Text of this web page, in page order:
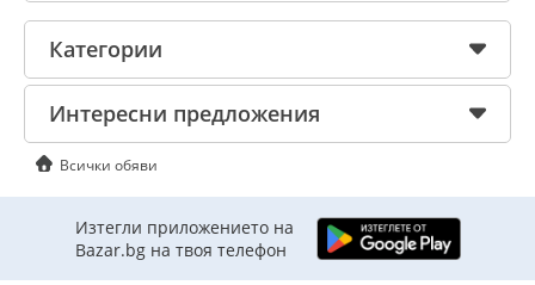
Категории
Интересни предложения
Всички обяви
Изтегли приложението на
Bazar.bg на твоя телефон